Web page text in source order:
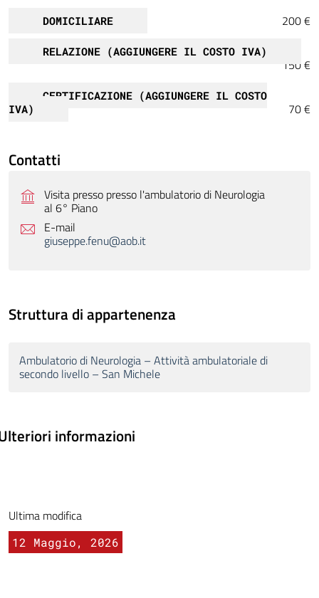
DOMICILIARE 200 €
RELAZIONE (AGGIUNGERE IL COSTO IVA)
150 €
CERTIFICAZIONE (AGGIUNGERE IL COSTO
IVA)
70 €
Contatti
Visita presso presso l'ambulatorio di Neurologia
al 6° Piano
E-mail
giuseppe.fenu@aob.it
Struttura di appartenenza
Ambulatorio di Neurologia – Attività ambulatoriale di
secondo livello – San Michele
informazioni
Ultima modifica
12 Maggio, 2026